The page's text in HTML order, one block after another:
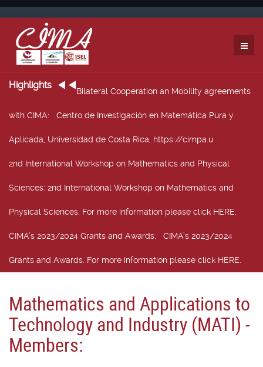
Highlights
Bilateral Cooperation an Mobility agreements
with CIMA: Centro de Investigación en Matemática Pura y
Aplicada, Universidad de Costa Rica, https://cimpa.u
2nd International Workshop on Mathematics and Physical
Sciences: 2nd International Workshop on Mathematics and
Physical Sciences, For more information please click HERE.
CIMA’s 2023/2024 Grants and Awards: CIMA’s 2023/2024
Grants and Awards. For more information please click HERE.
Mathematics and Applications to
Technology and Industry (MATI) -
Members: